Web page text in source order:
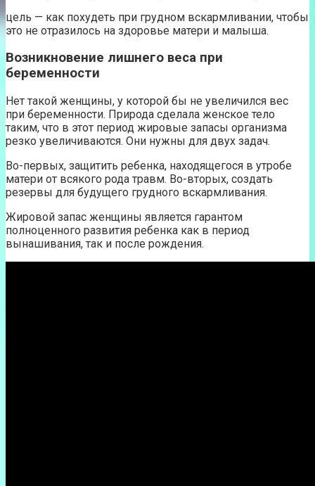
цель — как похудеть при грудном вскармливании, чтобы
это не отразилось на здоровье матери и малыша.
Возникновение лишнего веса при
беременности
Нет такой женщины, у которой бы не увеличился вес
при беременности. Природа сделала женское тело
таким, что в этот период жировые запасы организма
резко увеличиваются. Они нужны для двух задач.
Во-первых, защитить ребенка, находящегося в утробе
матери от всякого рода травм. Во-вторых, создать
резервы для будущего грудного вскармливания.
Жировой запас женщины является гарантом
полноценного развития ребенка как в период
вынашивания, так и после рождения.